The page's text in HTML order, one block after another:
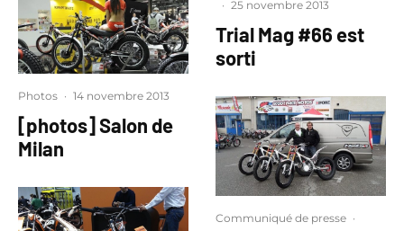
Photos · 14 novembre 2013
[photos] Salon de
Milan
· 25 novembre 2013
Trial Mag #66 est
sorti
Communiqué de presse ·